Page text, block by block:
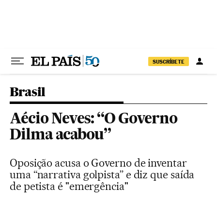
SUSCRÍBETE
Brasil
Aécio Neves: “O Governo
Dilma acabou”
Oposição acusa o Governo de inventar
uma “narrativa golpista” e diz que saída
de petista é "emergência"